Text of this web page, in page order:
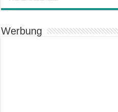
Werbung